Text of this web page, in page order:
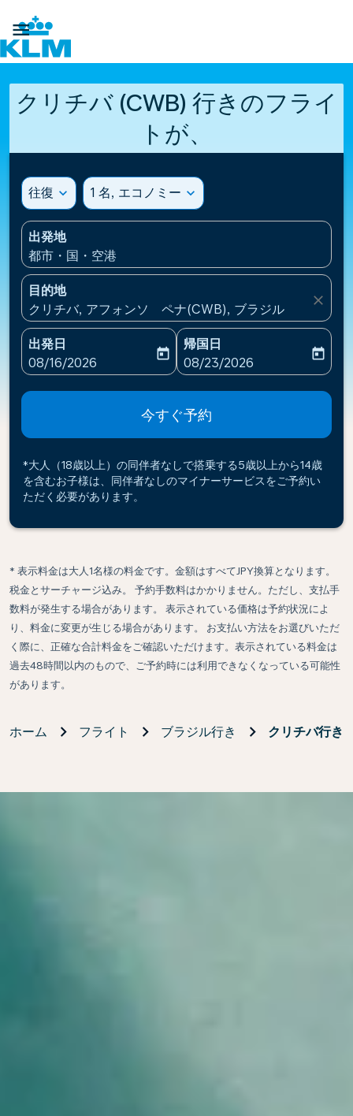

クリチバ (CWB) 行きのフライ
トが、
往復 expand_more 1 名, エコノミー expand_more
出発地
都市・国・空港
目的地
クリチバ, アフォンソ ペナ(CWB), ブラジル
close
出発日
fc-booking-departure-date-aria-label
08/16/2026
today
帰国日
fc-booking-return-date-
08/23/2026
today
今すぐ予約
*大人（18歳以上）の同伴者なしで搭乗する5歳以上から14歳
を含むお子様は、同伴者なしのマイナーサービスをご予約い
ただく必要があります。
* 表示料金は大人1名様の料金です。金額はすべてJPY換算となります。
税金とサーチャージ込み。 予約手数料はかかりません。ただし、支払手
数料が発生する場合があります。 表示されている価格は予約状況によ
り、料金に変更が生じる場合があります。 お支払い方法をお選びいただ
く際に、正確な合計料金をご確認いただけます。表示されている料金は
過去48時間以内のもので、ご予約時には利用できなくなっている可能性
があります。
ホーム フライト ブラジル行き クリチバ行き